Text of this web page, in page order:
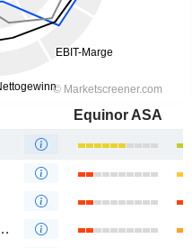
Equinor ASA